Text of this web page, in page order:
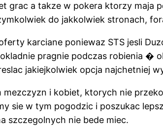
grac a takze w pokera ktorzy maja
do jakkolwiek stronach,
karciane poniewaz STS jesli
pragnie podczas robienia �
jakiejkolwiek opcja najchetniej
mezczyzn i kobiet, ktorych nie
sie w tym pogodzic i poszukac
szczegolnych nie bede miec.